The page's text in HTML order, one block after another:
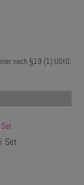
nach §19 (1) UStG.
Set